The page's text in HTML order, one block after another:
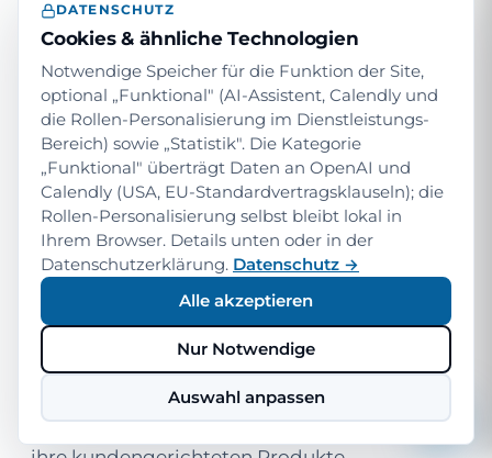
eigenes Produkt mit AI-Funktionen
anreichern wollen, wenn Ihre Daten nicht in
M365 liegen, wenn Sie offene Modelle (OpenAI
direkt, Anthropic, Mistral, lokale LLMs)
integrieren wollen — dann ist Copilot Studio
nicht der natürliche Hebel.
Für diese Szenarien gibt es unsere zweite
Säule:Open AI Integrations. Plattform-
unabhängige LLM-Integration, RAG-
Architekturen, Function Calling, Vector-
Stores. Beide Welten greifen ineinander —
viele unserer Kunden nutzen Copilot für die
Belegschaft und Custom-LLM-Backends für
DATENSCHUTZ
Cookies & ähnliche Technologien
Notwendige Speicher für die Funktion der Site,
optional „Funktional" (AI-Assistent, Calendly und
die Rollen-Personalisierung im Dienstleistungs-
Bereich) sowie „Statistik". Die Kategorie
„Funktional" überträgt Daten an OpenAI und
Calendly (USA, EU-Standardvertragsklauseln); die
Rollen-Personalisierung selbst bleibt lokal in
Ihrem Browser. Details unten oder in der
Datenschutzerklärung. Datenschutz →
Alle akzeptieren
Nur Notwendige
Auswahl anpassen